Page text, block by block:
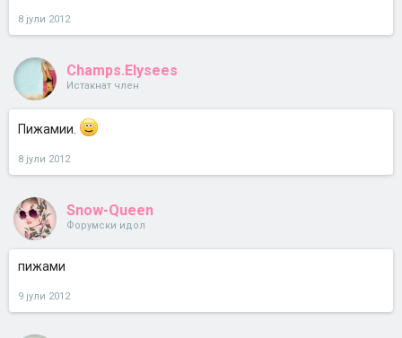
8 јули 2012
Champs.Elysees
Истакнат член
Пижамии.
8 јули 2012
Snow-Queen
Форумски идол
пижами
9 јули 2012